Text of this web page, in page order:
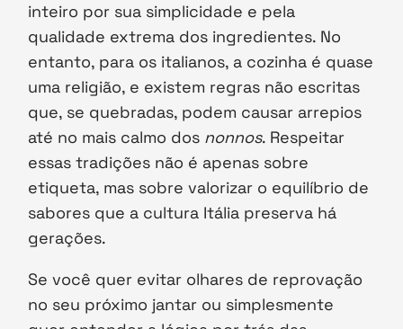
inteiro por sua simplicidade e pela
qualidade extrema dos ingredientes. No
entanto, para os italianos, a cozinha é quase
uma religião, e existem regras não escritas
que, se quebradas, podem causar arrepios
até no mais calmo dos nonnos. Respeitar
essas tradições não é apenas sobre
etiqueta, mas sobre valorizar o equilíbrio de
sabores que a cultura Itália preserva há
gerações.
Se você quer evitar olhares de reprovação
no seu próximo jantar ou simplesmente